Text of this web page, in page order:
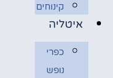
קינוחים
איטליה
כפרי
נופש